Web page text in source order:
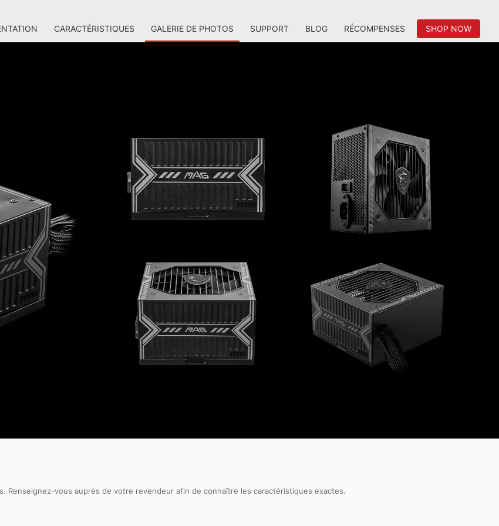
CARACTÉRISTIQUES GALERIE DE PHOTOS SUPPORT BLOG RÉCOMPENSES SHOP NOW
Renseignez-vous auprès de votre revendeur afin de connaître les caractéristiques exactes.